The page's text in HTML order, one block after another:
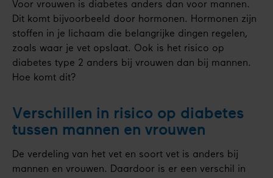
Voor vrouwen is diabetes anders dan voor mannen.
Dit komt bijvoorbeeld door hormonen. Hormonen zijn
stoffen in je lichaam die belangrijke dingen regelen,
zoals waar je vet opslaat. Ook is het risico op
diabetes type 2 anders bij vrouwen dan bij mannen.
Hoe komt dit?
Verschillen in risico op diabetes
tussen mannen en vrouwen
De verdeling van het vet en soort vet is anders bij
mannen en vrouwen. Daardoor is er een verschil in